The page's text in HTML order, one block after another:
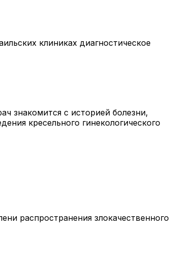
клиниках диагностическое
знакомится с историей болезни,
кресельного гинекологического
распространения злокачественного